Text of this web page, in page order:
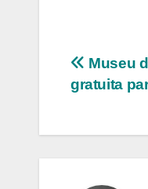
de
Post
Museu
gratuita